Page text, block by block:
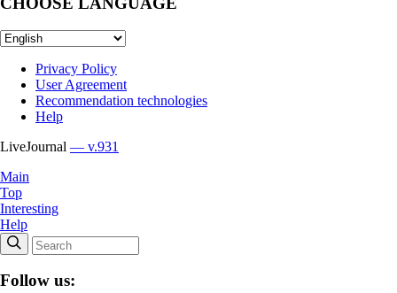
Privacy Policy
User Agreement
Recommendation technologies
Help
LiveJournal — v.931
Main
Top
Interesting
Help
Follow us: